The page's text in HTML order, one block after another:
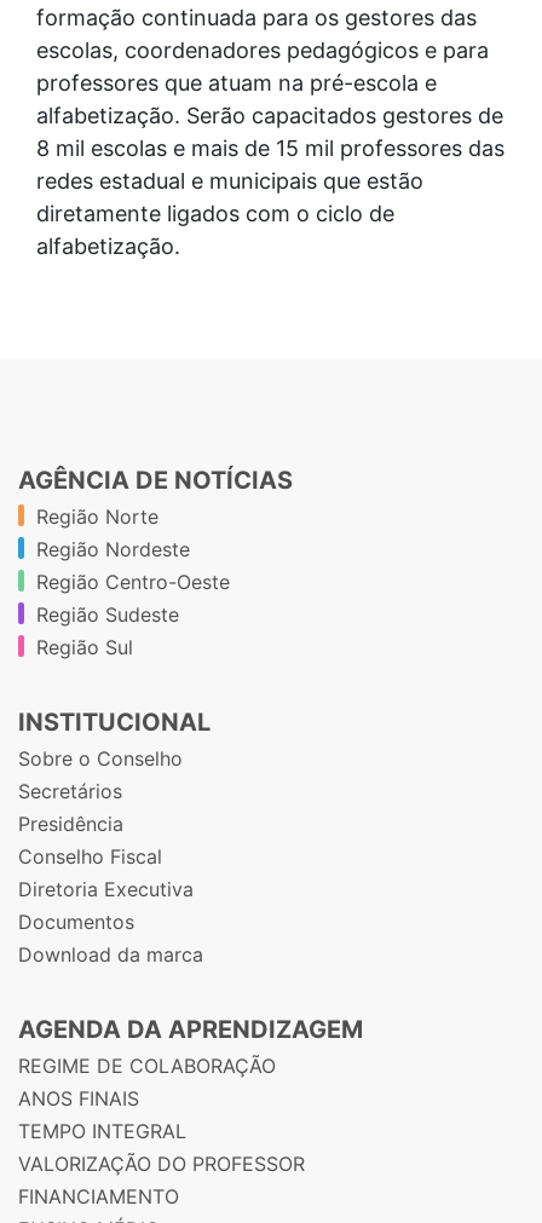
formação continuada para os gestores das
escolas, coordenadores pedagógicos e para
professores que atuam na pré-escola e
alfabetização. Serão capacitados gestores de
8 mil escolas e mais de 15 mil professores das
redes estadual e municipais que estão
diretamente ligados com o ciclo de
alfabetização.
AGÊNCIA DE NOTÍCIAS
Região Norte
Região Nordeste
Região Centro-Oeste
Região Sudeste
Região Sul
INSTITUCIONAL
Sobre o Conselho
Secretários
Presidência
Conselho Fiscal
Diretoria Executiva
Documentos
Download da marca
AGENDA DA APRENDIZAGEM
REGIME DE COLABORAÇÃO
ANOS FINAIS
TEMPO INTEGRAL
VALORIZAÇÃO DO PROFESSOR
FINANCIAMENTO